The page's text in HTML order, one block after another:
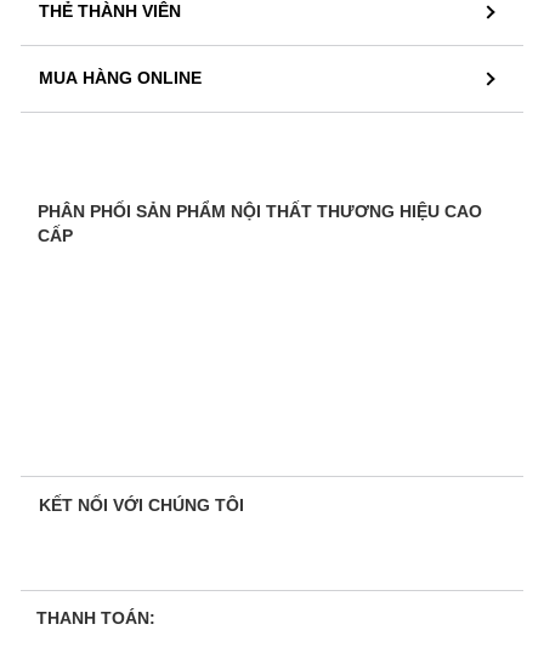
THẺ THÀNH VIÊN
MUA HÀNG ONLINE
PHÂN PHỐI SẢN PHẨM NỘI THẤT THƯƠNG HIỆU CAO
CẤP
KẾT NỐI VỚI CHÚNG TÔI
THANH TOÁN: